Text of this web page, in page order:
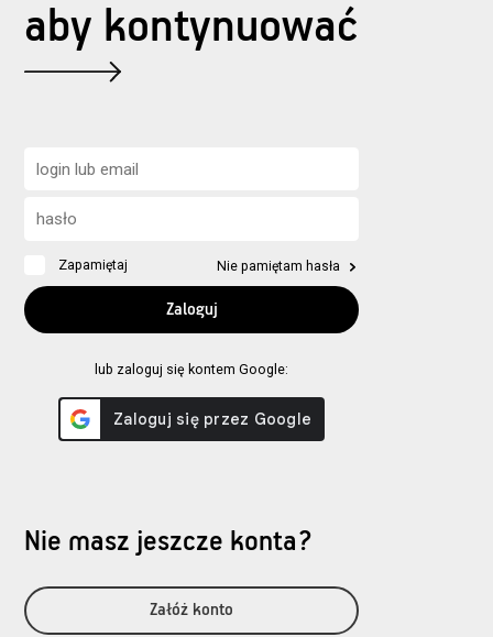
aby kontynuować
Zapamiętaj Nie pamiętam hasła
lub zaloguj się kontem Google:
Nie masz jeszcze konta?
Załóż konto